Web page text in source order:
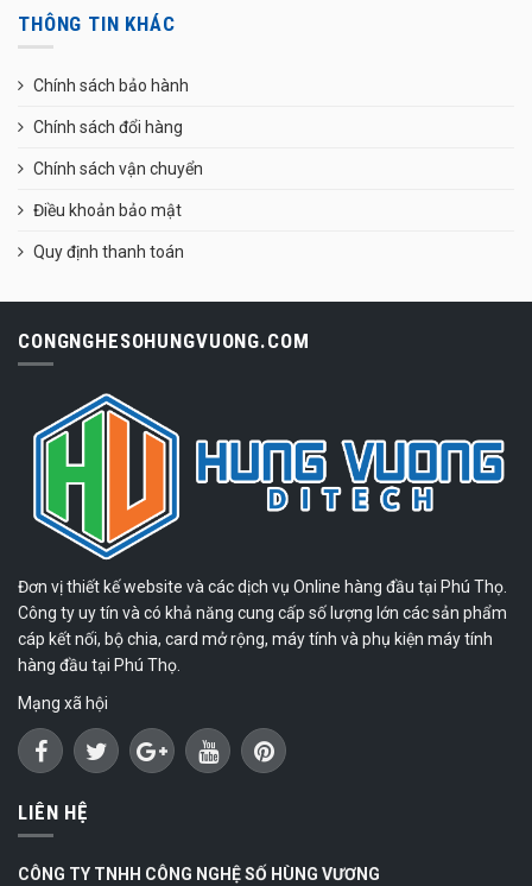
THÔNG TIN KHÁC
Chính sách bảo hành
Chính sách đổi hàng
Chính sách vận chuyển
Điều khoản bảo mật
Quy định thanh toán
CONGNGHESOHUNGVUONG.COM
Đơn vị thiết kế website và các dịch vụ Online hàng đầu tại Phú Thọ.
Công ty uy tín và có khả năng cung cấp số lượng lớn các sản phẩm
cáp kết nối, bộ chia, card mở rộng, máy tính và phụ kiện máy tính
hàng đầu tại Phú Thọ.
Mạng xã hội
LIÊN HỆ
CÔNG TY TNHH CÔNG NGHỆ SỐ HÙNG VƯƠNG